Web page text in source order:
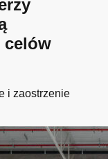
celów
i zaostrzenie